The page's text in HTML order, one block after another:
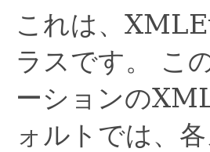
これは、
ラスです。
こ
ーションの
ォルトでは、